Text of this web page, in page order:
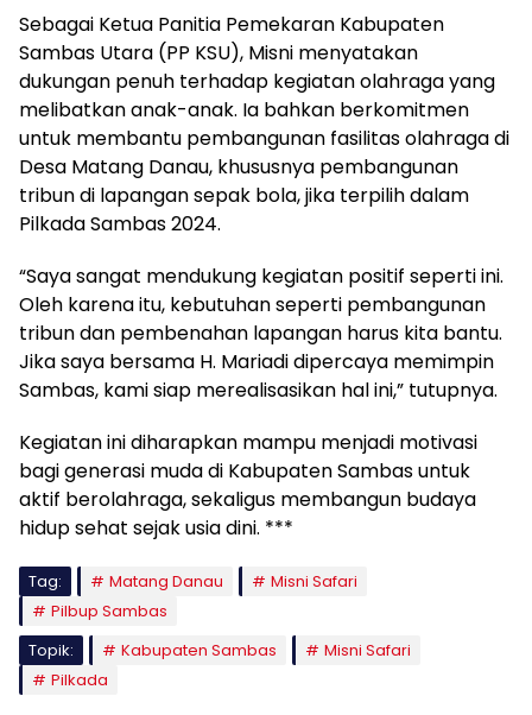
Sebagai Ketua Panitia Pemekaran Kabupaten
Sambas Utara (PP KSU), Misni menyatakan
dukungan penuh terhadap kegiatan olahraga yang
melibatkan anak-anak. Ia bahkan berkomitmen
untuk membantu pembangunan fasilitas olahraga di
Desa Matang Danau, khususnya pembangunan
tribun di lapangan sepak bola, jika terpilih dalam
Pilkada Sambas 2024.
“Saya sangat mendukung kegiatan positif seperti ini.
Oleh karena itu, kebutuhan seperti pembangunan
tribun dan pembenahan lapangan harus kita bantu.
Jika saya bersama H. Mariadi dipercaya memimpin
Sambas, kami siap merealisasikan hal ini,” tutupnya.
Kegiatan ini diharapkan mampu menjadi motivasi
bagi generasi muda di Kabupaten Sambas untuk
aktif berolahraga, sekaligus membangun budaya
hidup sehat sejak usia dini. ***
Tag: Matang Danau
Misni Safari
Pilbup Sambas
Topik:
Kabupaten Sambas
Misni Safari
Pilkada